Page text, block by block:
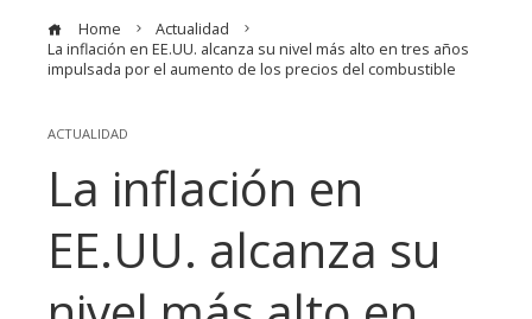
Home
Actualidad
La inflación en EE.UU. alcanza su nivel más alto en tres años
impulsada por el aumento de los precios del combustible
ACTUALIDAD
La inflación en
EE.UU. alcanza su